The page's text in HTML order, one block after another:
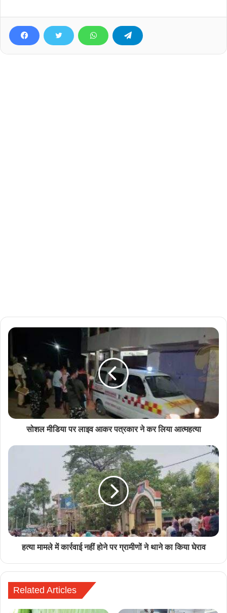
सोशल मीडिया पर लाइव आकर पत्रकार ने कर लिया आत्महत्या
हत्या मामले में कार्रवाई नहीं होने पर ग्रामीणों ने थाने का किया घेराव
Related Articles